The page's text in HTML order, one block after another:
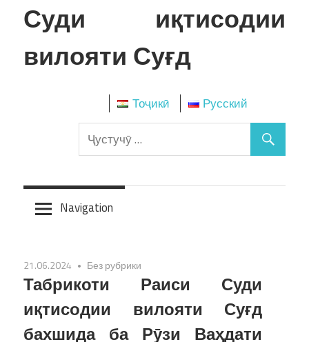
Skip
to
Суди иқтисодии
вилояти Суғд
Тоҷикӣ Русский
Navigation
21.06.2024 Без рубрики
Табрикоти Раиси Суди
иқтисодии вилояти Суғд
бахшида ба Рӯзи Ваҳдати